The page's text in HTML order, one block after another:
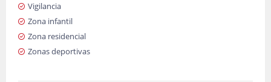
Vigilancia
Zona infantil
Zona residencial
Zonas deportivas